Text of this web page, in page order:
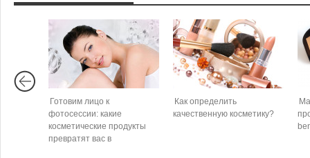
Готовим лицо к
фотосессии: какие
косметические продукты
превратят вас в
Как определить
качественную косметику?